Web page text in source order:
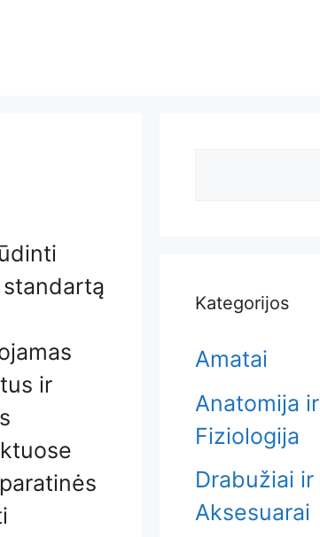
ir
Kategorijos
Amatai
Anatomija ir
Fiziologija
Drabužiai ir
Aksesuarai